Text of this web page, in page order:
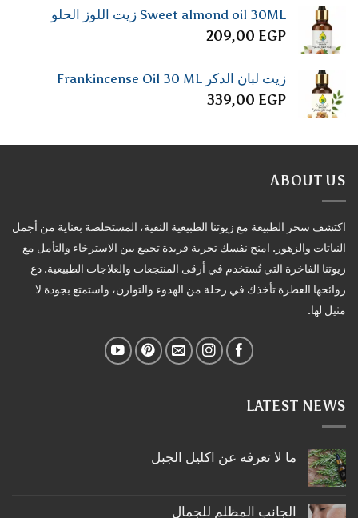
4.00من
5
Sweet almond oil 30ML زيت اللوز الحلو
209,00 EGP
زيت لبان الدكر Frankincense Oil 30 ML
339,00 EGP
ABOUT US
اكتشف سحر الطبيعة مع زيوتنا الطبيعية النقية، المستخلصة بعناية من أجمل
النباتات والزهور. امنح نفسك تجربة فريدة تجمع بين الاسترخاء والتأمل مع
زيوتنا الفاخرة التي تُستخدم في أرقى المنتجعات والعلاجات الطبيعية. دع
روائحها العطرة تأخذك في رحلة من الهدوء والتوازن، واستمتع بجودة لا
مثيل لها.
LATEST NEWS
ما لا تعرفه عن اكليل الجبل
على
الجانب المظلم للجمال